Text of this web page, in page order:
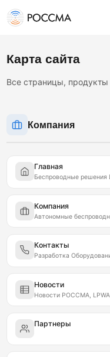
Карта сайта
Все страницы, продукты
Компания
Главная
Компания
Контакты
Новости
Новости РОССМА,
Партнеры